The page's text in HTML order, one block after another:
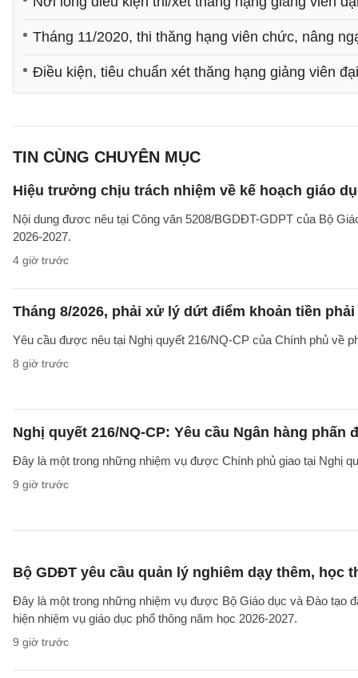
Tháng 11/2020, thi thăng hạng viên chức, nâng
Điều kiện, tiêu chuẩn xét thăng hạng giảng viên
TIN CÙNG CHUYÊN MỤC
Hiệu trưởng chịu trách nhiệm về kế hoạch giáo
Nội dung đươc nêu tại Công văn 5208/BGDĐT-GDPT của Bộ
2026-2027.
4 giờ trước
Tháng 8/2026, phải xử lý dứt điểm khoản tiền
Yêu cầu được nêu tại Nghị quyết 216/NQ-CP của Chính phủ về
8 giờ trước
Nghị quyết 216/NQ-CP: Yêu cầu Ngân hàng phấn
Đây là một trong những nhiệm vụ được Chính phủ giao tại Nghị
9 giờ trước
Bộ GDĐT yêu cầu quản lý nghiêm dạy thêm, học
Đây là một trong những nhiệm vụ được Bộ Giáo dục và Đào tạo
hiện nhiệm vụ giáo dục phổ thông năm học 2026-2027.
9 giờ trước